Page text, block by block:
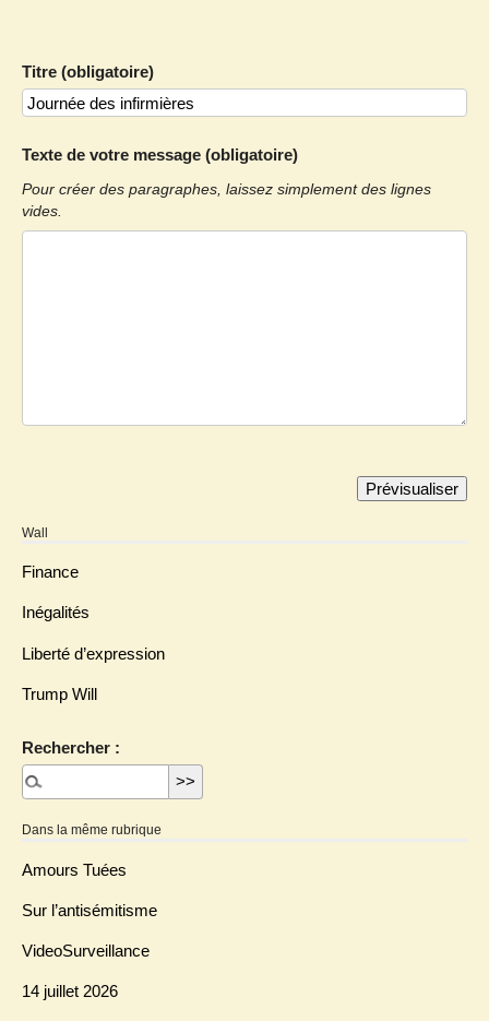
Titre (obligatoire)
Texte de votre message (obligatoire)
Pour créer des paragraphes, laissez simplement des lignes
vides.
Wall
Finance
Inégalités
Liberté d’expression
Trump Will
Rechercher :
Dans la même rubrique
Amours Tuées
Sur l’antisémitisme
VideoSurveillance
14 juillet 2026